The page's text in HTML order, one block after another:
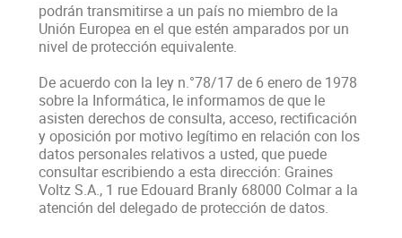
podrán transmitirse a un país no miembro de la
Unión Europea en el que estén amparados por un
nivel de protección equivalente.
De acuerdo con la ley n.°78/17 de 6 enero de 1978
sobre la Informática, le informamos de que le
asisten derechos de consulta, acceso, rectificación
y oposición por motivo legítimo en relación con los
datos personales relativos a usted, que puede
consultar escribiendo a esta dirección: Graines
Voltz S.A., 1 rue Edouard Branly 68000 Colmar a la
atención del delegado de protección de datos.